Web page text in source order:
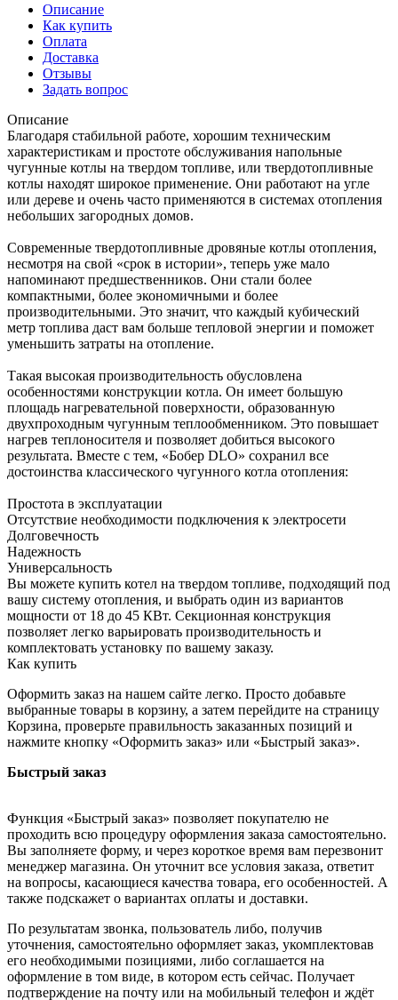
Описание
Как купить
Оплата
Доставка
Отзывы
Задать вопрос
Описание
Благодаря стабильной работе, хорошим техническим
характеристикам и простоте обслуживания напольные
чугунные котлы на твердом топливе, или твердотопливные
котлы находят широкое применение. Они работают на угле
или дереве и очень часто применяются в системах отопления
небольших загородных домов.
Современные твердотопливные дровяные котлы отопления,
несмотря на свой «срок в истории», теперь уже мало
напоминают предшественников. Они стали более
компактными, более экономичными и более
производительными. Это значит, что каждый кубический
метр топлива даст вам больше тепловой энергии и поможет
уменьшить затраты на отопление.
Такая высокая производительность обусловлена
особенностями конструкции котла. Он имеет большую
площадь нагревательной поверхности, образованную
двухпроходным чугунным теплообменником. Это повышает
нагрев теплоносителя и позволяет добиться высокого
результата. Вместе с тем, «Бобер DLO» сохранил все
достоинства классического чугунного котла отопления:
Простота в эксплуатации
Отсутствие необходимости подключения к электросети
Долговечность
Надежность
Универсальность
Вы можете купить котел на твердом топливе, подходящий под
вашу систему отопления, и выбрать один из вариантов
мощности от 18 до 45 КВт. Секционная конструкция
позволяет легко варьировать производительность и
комплектовать установку по вашему заказу.
Как купить
Оформить заказ на нашем сайте легко. Просто добавьте
выбранные товары в корзину, а затем перейдите на страницу
Корзина, проверьте правильность заказанных позиций и
нажмите кнопку «Оформить заказ» или «Быстрый заказ».
Быстрый заказ
Функция «Быстрый заказ» позволяет покупателю не
проходить всю процедуру оформления заказа самостоятельно.
Вы заполняете форму, и через короткое время вам перезвонит
менеджер магазина. Он уточнит все условия заказа, ответит
на вопросы, касающиеся качества товара, его особенностей. А
также подскажет о вариантах оплаты и доставки.
По результатам звонка, пользователь либо, получив
уточнения, самостоятельно оформляет заказ, укомплектовав
его необходимыми позициями, либо соглашается на
оформление в том виде, в котором есть сейчас. Получает
подтверждение на почту или на мобильный телефон и ждёт